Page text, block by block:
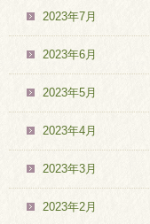
2023年7月
2023年6月
2023年5月
2023年4月
2023年3月
2023年2月